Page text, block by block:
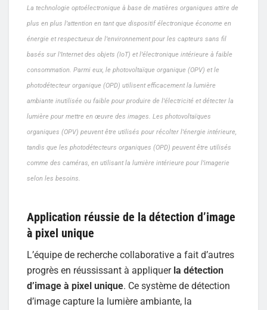
La technologie optoélectronique à base de matières organiques attire de
plus en plus l’attention en tant que dispositif électronique économe en
énergie et respectueux de l’environnement pour les capteurs sans fil
basés sur l’Internet des objets (IoT) et l’électronique intérieure à faible
consommation. Parmi eux, le photovoltaïque organique (OPV) et le
photodétecteur organique (OPD) utilisent efficacement la lumière
ambiante inutilisée ou faible pour produire de l’électricité et détecter la
lumière pour mettre en œuvre des images. Les photovoltaïques
organiques (OPV) peuvent être utilisés pour récolter l’énergie intérieure,
tandis que les photodétecteurs organiques (OPD) peuvent être utilisés
comme des caméras, en utilisant la lumière intérieure pour l’imagerie
selon les besoins.
Application réussie de la détection d’image
à pixel unique
L’équipe de recherche collaborative a fait d’autres
progrès en réussissant à appliquer la détection
d’image à pixel unique. Ce système de détection
d’image capture la lumière ambiante, la